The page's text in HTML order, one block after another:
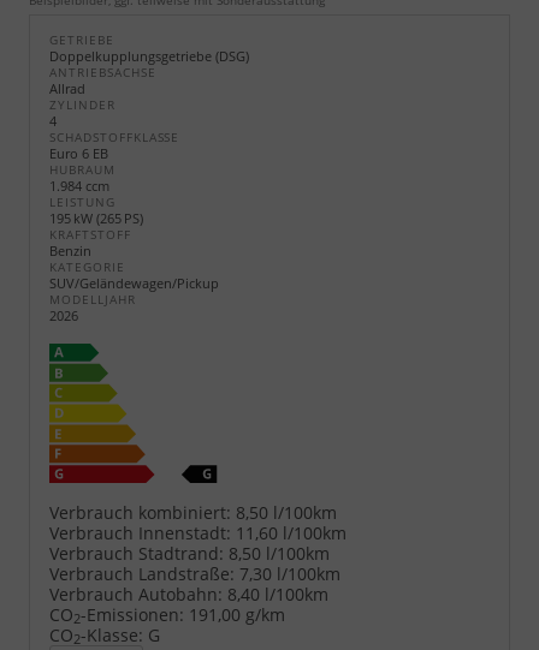
GETRIEBE
Doppelkupplungsgetriebe (DSG)
ANTRIEBSACHSE
Allrad
ZYLINDER
4
SCHADSTOFFKLASSE
Euro 6 EB
HUBRAUM
1.984 ccm
LEISTUNG
195 kW (265 PS)
KRAFTSTOFF
Benzin
KATEGORIE
SUV/Geländewagen/Pickup
MODELLJAHR
2026
Verbrauch kombiniert: 8,50 l/100km
Verbrauch Innenstadt: 11,60 l/100km
Verbrauch Stadtrand: 8,50 l/100km
Verbrauch Landstraße: 7,30 l/100km
Verbrauch Autobahn: 8,40 l/100km
CO2-Emissionen: 191,00 g/km
CO2-Klasse: G